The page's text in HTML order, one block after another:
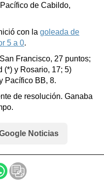
de Cabildo,
con la goleada de
5 a 0.
Francisco, 27 puntos;
(*) y Rosario, 17; 5)
Pacífico BB, 8.
de resolución. Ganaba
Noticias